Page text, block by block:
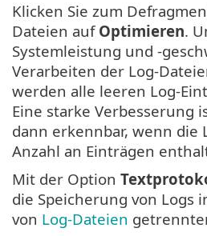
Klicken Sie zum
Dateien auf Optimieren.
Systemleistung und -
Verarbeiten der Log-
werden alle leeren Log-
Eine starke Verbesserung
dann erkennbar, wenn die
Anzahl an Einträgen
Mit der Option
die Speicherung von Logs
von Log-Dateien